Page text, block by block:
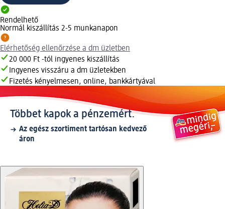
Rendelhető
Normál kiszállítás 2-5 munkanapon
Elérhetőség ellenőrzése a dm üzletben
20 000 Ft -tól ingyenes kiszállítás
Ingyenes visszáru a dm üzletekben
Fizetés kényelmesen, online, bankkártyával
Többet kapok a pénzemért.
Az egész szortiment tartósan kedvező
áron